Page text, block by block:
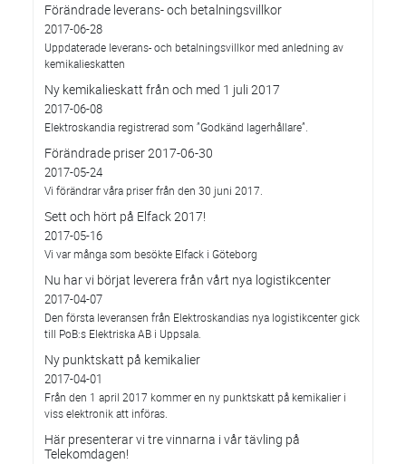
Förändrade leverans- och betalningsvillkor
2017-06-28
Uppdaterade leverans- och betalningsvillkor med anledning av
kemikalieskatten
Ny kemikalieskatt från och med 1 juli 2017
2017-06-08
Elektroskandia registrerad som ”Godkänd lagerhållare”.
Förändrade priser 2017-06-30
2017-05-24
Vi förändrar våra priser från den 30 juni 2017.
Sett och hört på Elfack 2017!
2017-05-16
Vi var många som besökte Elfack i Göteborg
Nu har vi börjat leverera från vårt nya logistikcenter
2017-04-07
Den första leveransen från Elektroskandias nya logistikcenter gick
till PoB:s Elektriska AB i Uppsala.
Ny punktskatt på kemikalier
2017-04-01
Från den 1 april 2017 kommer en ny punktskatt på kemikalier i
viss elektronik att införas.
Här presenterar vi tre vinnarna i vår tävling på
Telekomdagen!